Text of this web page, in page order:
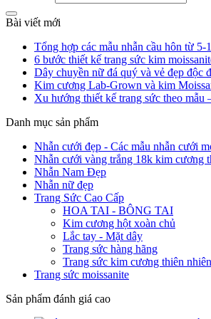
Bài viết mới
Tổng hợp các mẫu nhẫn cầu hôn từ 5-
6 bước thiết kế trang sức kim
Dây chuyền nữ đá quý và vẻ đẹp độc
Kim cương Lab-Grown và kim
Xu hướng thiết kế trang sức theo mẫu
Danh mục sản phẩm
Nhẫn cưới đẹp - Các mẫu nhẫn cưới
Nhẫn cưới vàng trắng 18k kim cương
Nhẫn Nam Đẹp
Nhẫn nữ đẹp
Trang Sức Cao Cấp
HOA TAI - BÔNG TAI
Kim cương hột xoàn chủ
Lắc tay - Mặt dây
Trang sức hàng hãng
Trang sức kim cương thiên nhiên
Trang sức moissanite
Sản phẩm đánh giá cao